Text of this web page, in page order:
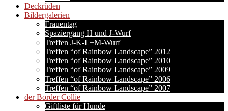
Deckrüden
Bildergalerien
Frauentag
Spaziergang H und J-Wurf
Treffen J-K-L+M-Wurf
Treffen “of Rainbow Landscape” 2012
Treffen “of Rainbow Landscape” 2010
Treffen “of Rainbow Landscape” 2009
Treffen “of Rainbow Landscape” 2006
Treffen “of Rainbow Landscape” 2007
der Border Collie
Giftliste für Hunde